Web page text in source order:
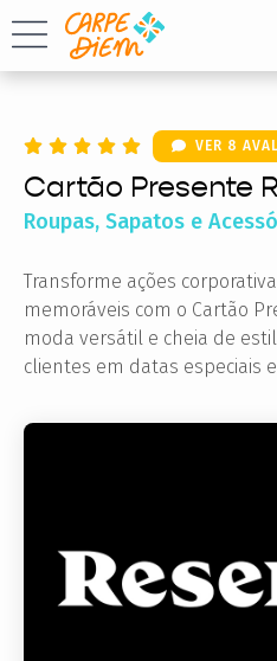
VER 8
Cartão Presente
Roupas, Sapatos e
Transforme ações
memoráveis com o Cartão
moda versátil e cheia de
clientes em datas especiais